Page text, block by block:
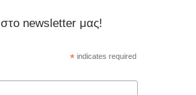
στο newsletter μας!
* indicates required